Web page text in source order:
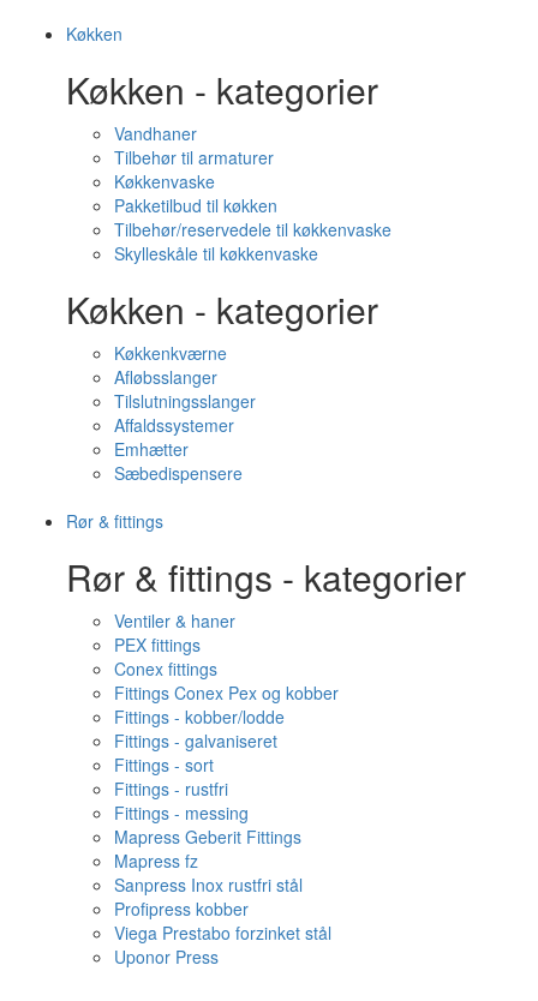
Køkken
Køkken - kategorier
Vandhaner
Tilbehør til armaturer
Køkkenvaske
Pakketilbud til køkken
Tilbehør/reservedele til køkkenvaske
Skylleskåle til køkkenvaske
Køkken - kategorier
Køkkenkværne
Afløbsslanger
Tilslutningsslanger
Affaldssystemer
Emhætter
Sæbedispensere
Rør & fittings
Rør & fittings - kategorier
Ventiler & haner
PEX fittings
Conex fittings
Fittings Conex Pex og kobber
Fittings - kobber/lodde
Fittings - galvaniseret
Fittings - sort
Fittings - rustfri
Fittings - messing
Mapress Geberit Fittings
Mapress fz
Sanpress Inox rustfri stål
Profipress kobber
Viega Prestabo forzinket stål
Uponor Press